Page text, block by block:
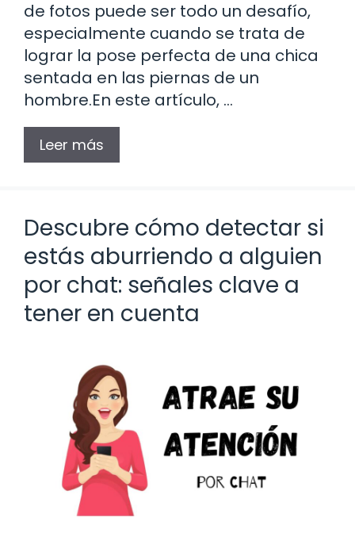
de fotos puede ser todo un desafío,
especialmente cuando se trata de
lograr la pose perfecta de una chica
sentada en las piernas de un
hombre.En este artículo, …
Leer más
Descubre cómo detectar si
estás aburriendo a alguien
por chat: señales clave a
tener en cuenta